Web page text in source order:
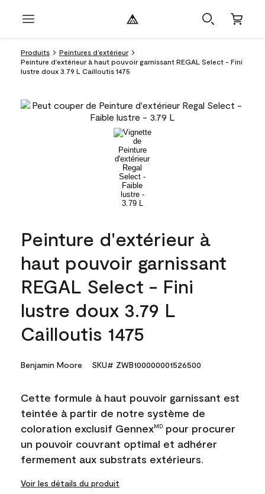
Produits
Peintures d’extérieur
Peinture d'extérieur à haut pouvoir garnissant REGAL Select - Fini
lustre doux 3.79 L Cailloutis 1475
Peinture d'extérieur à
haut pouvoir garnissant
REGAL Select - Fini
lustre doux 3.79 L
Cailloutis 1475
Benjamin Moore SKU# ZWB100000001526500
Cette formule à haut pouvoir garnissant est
teintée à partir de notre système de
coloration exclusif GennexMD pour procurer
un pouvoir couvrant optimal et adhérer
fermement aux substrats extérieurs.
Voir les détails du produit